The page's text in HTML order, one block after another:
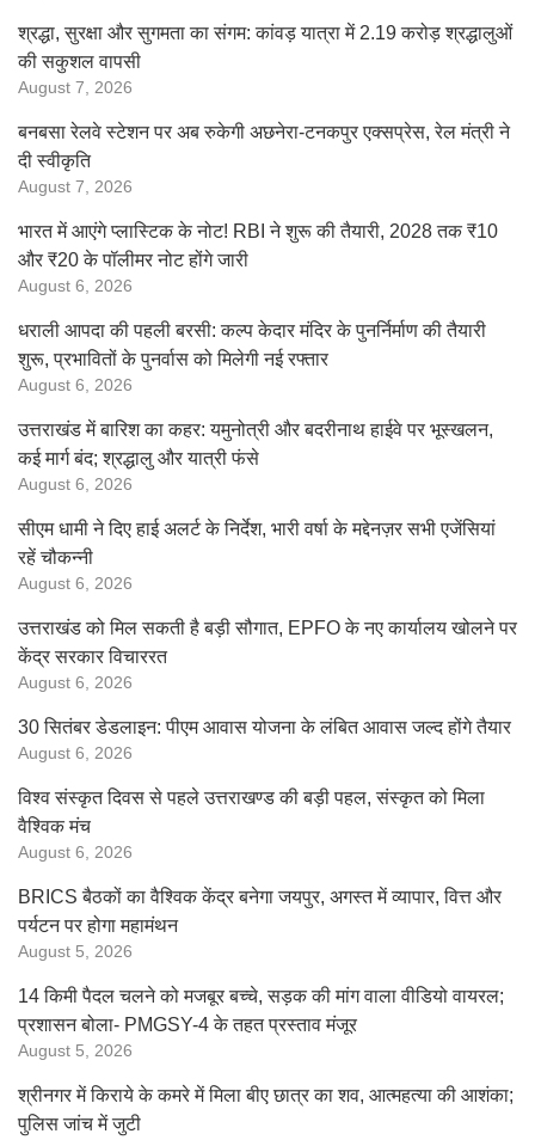
श्रद्धा, सुरक्षा और सुगमता का संगम: कांवड़ यात्रा में 2.19 करोड़ श्रद्धालुओं
की सकुशल वापसी
August 7, 2026
बनबसा रेलवे स्टेशन पर अब रुकेगी अछनेरा-टनकपुर एक्सप्रेस, रेल मंत्री ने
दी स्वीकृति
August 7, 2026
भारत में आएंगे प्लास्टिक के नोट! RBI ने शुरू की तैयारी, 2028 तक ₹10
और ₹20 के पॉलीमर नोट होंगे जारी
August 6, 2026
धराली आपदा की पहली बरसी: कल्प केदार मंदिर के पुनर्निर्माण की तैयारी
शुरू, प्रभावितों के पुनर्वास को मिलेगी नई रफ्तार
August 6, 2026
उत्तराखंड में बारिश का कहर: यमुनोत्री और बदरीनाथ हाईवे पर भूस्खलन,
कई मार्ग बंद; श्रद्धालु और यात्री फंसे
August 6, 2026
सीएम धामी ने दिए हाई अलर्ट के निर्देश, भारी वर्षा के मद्देनज़र सभी एजेंसियां
रहें चौकन्नी
August 6, 2026
उत्तराखंड को मिल सकती है बड़ी सौगात, EPFO के नए कार्यालय खोलने पर
केंद्र सरकार विचाररत
August 6, 2026
30 सितंबर डेडलाइन: पीएम आवास योजना के लंबित आवास जल्द होंगे तैयार
August 6, 2026
विश्व संस्कृत दिवस से पहले उत्तराखण्ड की बड़ी पहल, संस्कृत को मिला
वैश्विक मंच
August 6, 2026
BRICS बैठकों का वैश्विक केंद्र बनेगा जयपुर, अगस्त में व्यापार, वित्त और
पर्यटन पर होगा महामंथन
August 5, 2026
14 किमी पैदल चलने को मजबूर बच्चे, सड़क की मांग वाला वीडियो वायरल;
प्रशासन बोला- PMGSY-4 के तहत प्रस्ताव मंजूर
August 5, 2026
श्रीनगर में किराये के कमरे में मिला बीए छात्र का शव, आत्महत्या की आशंका;
पुलिस जांच में जुटी